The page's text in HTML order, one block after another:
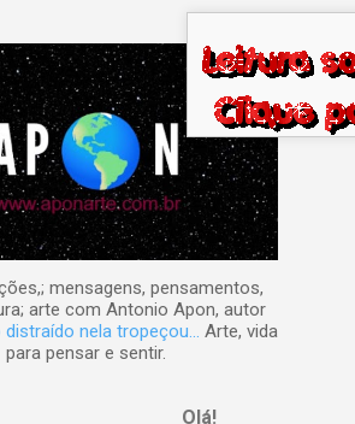
mensagens, pensamentos,
arte com Antonio Apon, autor
distraído nela tropeçou... Arte, vida
para pensar e sentir.
Olá!